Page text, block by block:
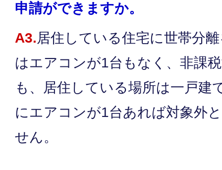
申請ができますか。
A3.居住している住宅に世帯分
はエアコンが1台もなく、非課
も、居住している場所は一戸建
にエアコンが1台あれば対象外
せん。